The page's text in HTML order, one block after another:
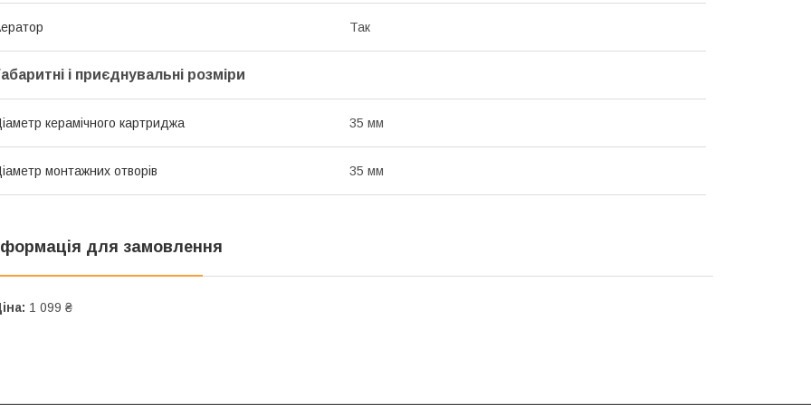
Так
і приєднувальні розміри
керамічного картриджа 35 мм
монтажних отворів 35 мм
для замовлення
1 099 ₴